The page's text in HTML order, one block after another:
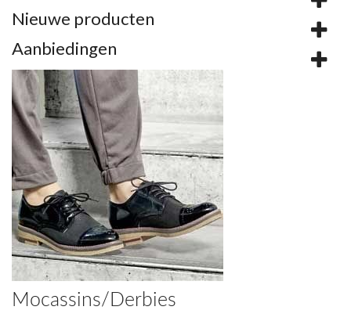
Nieuwe producten
Aanbiedingen
Mocassins/Derbies